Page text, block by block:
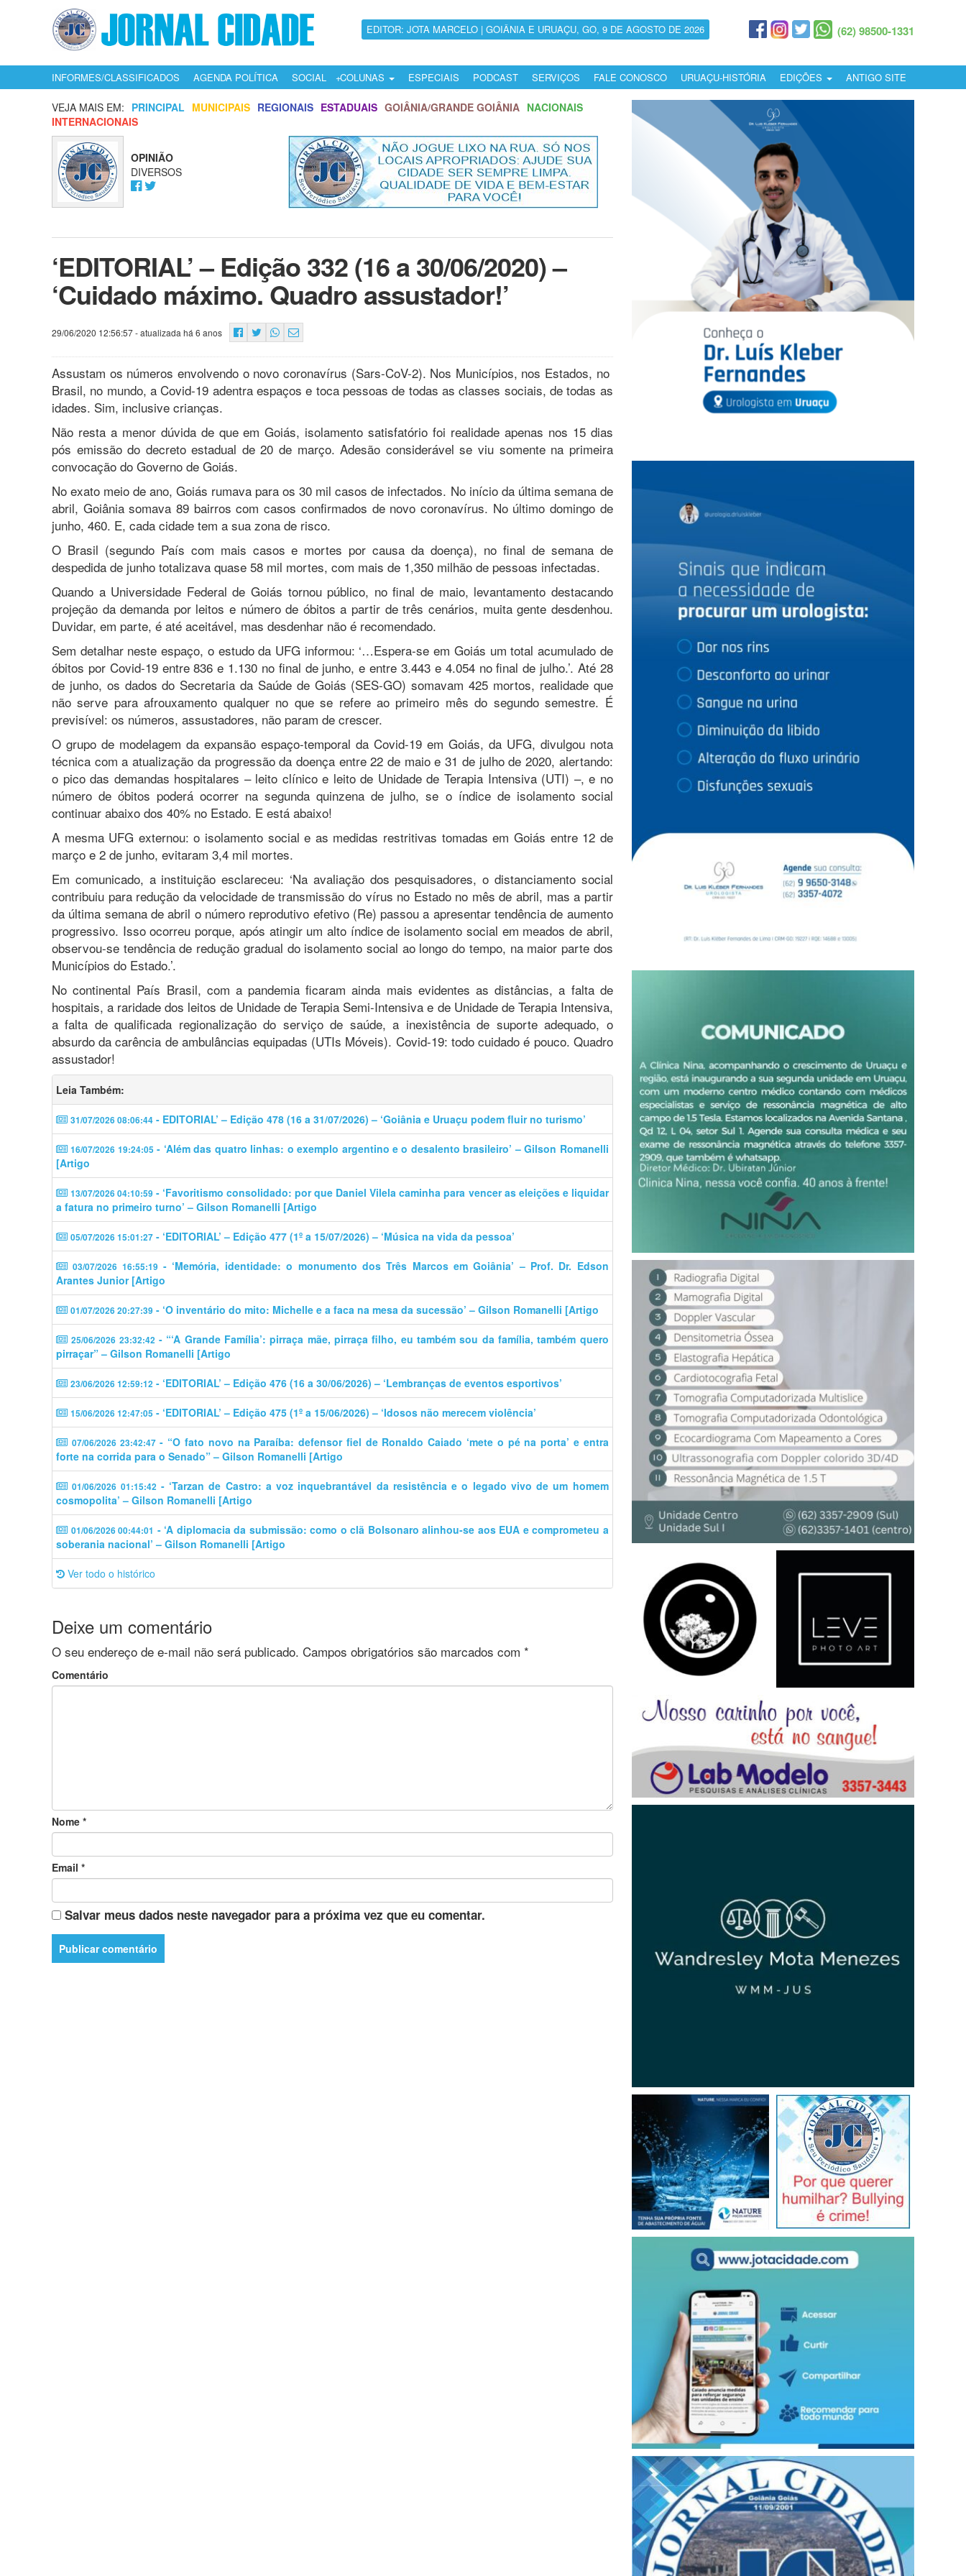
EDITOR: JOTA MARCELO | GOIÂNIA E URUAÇU, GO, 9 DE AGOSTO DE 2026 (62) 98500-1331
INFORMES/CLASSIFICADOS AGENDA POLÍTICA SOCIAL COLUNAS ESPECIAIS PODCAST SERVIÇOS FALE CONOSCO URUAÇU-HISTÓRIA EDIÇÕES ANTIGO SITE
VEJA MAIS EM: PRINCIPAL MUNICIPAIS REGIONAIS ESTADUAIS GOIÂNIA/GRANDE GOIÂNIA NACIONAIS
INTERNACIONAIS
OPINIÃO
DIVERSOS
‘EDITORIAL’ – Edição 332 (16 a 30/06/2020) –
‘Cuidado máximo. Quadro assustador!’
29/06/2020 12:56:57- atualizada há 6 anos
Assustam os números envolvendo o novo coronavírus (Sars-CoV-2). Nos Municípios, nos Estados, no
Brasil, no mundo, a Covid-19 adentra espaços e toca pessoas de todas as classes sociais, de todas as
idades. Sim, inclusive crianças.
Não resta a menor dúvida de que em Goiás, isolamento satisfatório foi realidade apenas nos 15 dias
pós emissão do decreto estadual de 20 de março. Adesão considerável se viu somente na primeira
convocação do Governo de Goiás.
No exato meio de ano, Goiás rumava para os 30 mil casos de infectados. No início da última semana de
abril, Goiânia somava 89 bairros com casos confirmados de novo coronavírus. No último domingo de
junho, 460. E, cada cidade tem a sua zona de risco.
O Brasil (segundo País com mais casos e mortes por causa da doença), no final de semana de
despedida de junho totalizava quase 58 mil mortes, com mais de 1,350 milhão de pessoas infectadas.
Quando a Universidade Federal de Goiás tornou público, no final de maio, levantamento destacando
projeção da demanda por leitos e número de óbitos a partir de três cenários, muita gente desdenhou.
Duvidar, em parte, é até aceitável, mas desdenhar não é recomendado.
Sem detalhar neste espaço, o estudo da UFG informou: ‘…Espera-se em Goiás um total acumulado de
óbitos por Covid-19 entre 836 e 1.130 no final de junho, e entre 3.443 e 4.054 no final de julho.’. Até 28
de junho, os dados do Secretaria da Saúde de Goiás (SES-GO) somavam 425 mortos, realidade que
não serve para afrouxamento qualquer no que se refere ao primeiro mês do segundo semestre. É
previsível: os números, assustadores, não param de crescer.
O grupo de modelagem da expansão espaço-temporal da Covid-19 em Goiás, da UFG, divulgou nota
técnica com a atualização da progressão da doença entre 22 de maio e 31 de julho de 2020, alertando:
o pico das demandas hospitalares – leito clínico e leito de Unidade de Terapia Intensiva (UTI) –, e no
número de óbitos poderá ocorrer na segunda quinzena de julho, se o índice de isolamento social
continuar abaixo dos 40% no Estado. E está abaixo!
A mesma UFG externou: o isolamento social e as medidas restritivas tomadas em Goiás entre 12 de
março e 2 de junho, evitaram 3,4 mil mortes.
Em comunicado, a instituição esclareceu: ‘Na avaliação dos pesquisadores, o distanciamento social
contribuiu para redução da velocidade de transmissão do vírus no Estado no mês de abril, mas a partir
da última semana de abril o número reprodutivo efetivo (Re) passou a apresentar tendência de aumento
progressivo. Isso ocorreu porque, após atingir um alto índice de isolamento social em meados de abril,
observou-se tendência de redução gradual do isolamento social ao longo do tempo, na maior parte dos
Municípios do Estado.’.
No continental País Brasil, com a pandemia ficaram ainda mais evidentes as distâncias, a falta de
hospitais, a raridade dos leitos de Unidade de Terapia Semi-Intensiva e de Unidade de Terapia Intensiva,
a falta de qualificada regionalização do serviço de saúde, a inexistência de suporte adequado, o
absurdo da carência de ambulâncias equipadas (UTIs Móveis). Covid-19: todo cuidado é pouco. Quadro
assustador!
Leia Também:
31/07/2026 08:06:44 - EDITORIAL’ – Edição 478 (16 a 31/07/2026) – ‘Goiânia e Uruaçu podem fluir no turismo’
16/07/2026 19:24:05 - ‘Além das quatro linhas: o exemplo argentino e o desalento brasileiro’ – Gilson Romanelli
[Artigo
13/07/2026 04:10:59 - ‘​​Favoritismo consolidado: por que Daniel Vilela caminha para vencer as eleições e liquidar
a fatura no primeiro turno’ – Gilson Romanelli [Artigo
05/07/2026 15:01:27 - ‘EDITORIAL’ – Edição 477 (1º a 15/07/2026) – ‘Música na vida da pessoa’
03/07/2026 16:55:19 - ‘Memória, identidade: o monumento dos Três Marcos em Goiânia’ – Prof. Dr. Edson
Arantes Junior [Artigo
01/07/2026 20:27:39 - ‘O inventário do mito: Michelle e a faca na mesa da sucessão’ – Gilson Romanelli [Artigo
25/06/2026 23:32:42 - “‘A Grande Família’: pirraça mãe, pirraça filho, eu também sou da família, também quero
pirraçar” – Gilson Romanelli [Artigo
23/06/2026 12:59:12 - ‘EDITORIAL’ – Edição 476 (16 a 30/06/2026) – ‘Lembranças de eventos esportivos’
15/06/2026 12:47:05 - ‘EDITORIAL’ – Edição 475 (1º a 15/06/2026) – ‘Idosos não merecem violência’
07/06/2026 23:42:47- “O fato novo na Paraíba: defensor fiel de Ronaldo Caiado ‘mete o pé na porta’ e entra
forte na corrida para o Senado” – Gilson Romanelli [Artigo
01/06/2026 01:15:42 - ‘Tarzan de Castro: a voz inquebrantável da resistência e o legado vivo de um homem
cosmopolita’ – Gilson Romanelli [Artigo
01/06/2026 00:44:01 - ‘A diplomacia da submissão: como o clã Bolsonaro alinhou-se aos EUA e comprometeu a
soberania nacional’ – Gilson Romanelli [Artigo
Ver todo o histórico
Deixe um comentário
O seu endereço de e-mail não será publicado. Campos obrigatórios são marcados com *
Comentário
Nome *
Email *
Salvar meus dados neste navegador para a próxima vez que eu comentar.